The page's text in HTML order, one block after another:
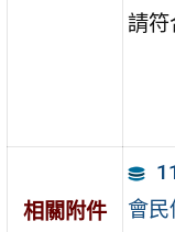
請符
相關附件
會